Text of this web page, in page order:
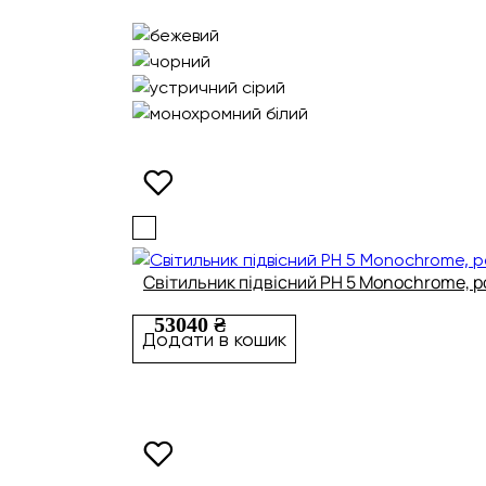
Світильник підвісний PH 5 Monochrome,
53040 ₴
Додати в кошик